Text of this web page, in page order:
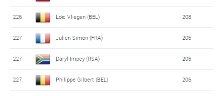
226 Loïc Vliegen (BEL) 208
227 Julien Simon (FRA) 206
227 Daryl Impey (RSA) 206
227 Philippe Gilbert (BEL) 206